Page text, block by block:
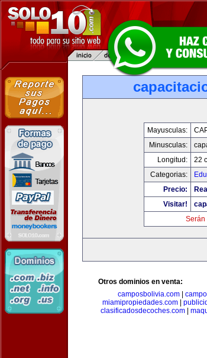
Mayusculas:
Minusculas:
Longitud:
22
Categorias:
Precio:
Visitar!
Serán
Otros dominios en venta:
camposbolivia.com|
miamipropiedades.com
clasificadosdecoches.com